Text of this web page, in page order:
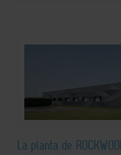
La planta de